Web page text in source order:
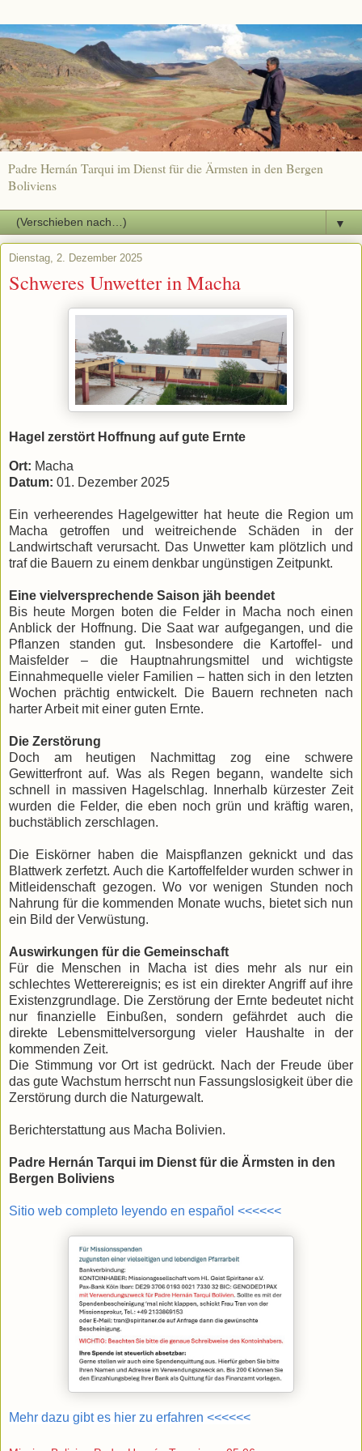
Padre Hernán Tarqui im Dienst für die Ärmsten in den Bergen
Boliviens
▼
Dienstag, 2. Dezember 2025
Schweres Unwetter in Macha
Hagel zerstört Hoffnung auf gute Ernte
​Ort: Macha
Datum: 01. Dezember 2025
​Ein verheerendes Hagelgewitter hat heute die Region um
Macha getroffen und weitreichende Schäden in der
Landwirtschaft verursacht. Das Unwetter kam plötzlich und
traf die Bauern zu einem denkbar ungünstigen Zeitpunkt.
Eine vielversprechende Saison jäh beendet
​Bis heute Morgen boten die Felder in Macha noch einen
Anblick der Hoffnung. Die Saat war aufgegangen, und die
Pflanzen standen gut. Insbesondere die Kartoffel- und
Maisfelder – die Hauptnahrungsmittel und wichtigste
Einnahmequelle vieler Familien – hatten sich in den letzten
Wochen prächtig entwickelt. Die Bauern rechneten nach
harter Arbeit mit einer guten Ernte.
​Die Zerstörung
​Doch am heutigen Nachmittag zog eine schwere
Gewitterfront auf. Was als Regen begann, wandelte sich
schnell in massiven Hagelschlag. Innerhalb kürzester Zeit
wurden die Felder, die eben noch grün und kräftig waren,
buchstäblich zerschlagen.
​Die Eiskörner haben die Maispflanzen geknickt und das
Blattwerk zerfetzt. Auch die Kartoffelfelder wurden schwer in
Mitleidenschaft gezogen. Wo vor wenigen Stunden noch
Nahrung für die kommenden Monate wuchs, bietet sich nun
ein Bild der Verwüstung.
Auswirkungen für die Gemeinschaft
​Für die Menschen in Macha ist dies mehr als nur ein
schlechtes Wetterereignis; es ist ein direkter Angriff auf ihre
Existenzgrundlage. Die Zerstörung der Ernte bedeutet nicht
nur finanzielle Einbußen, sondern gefährdet auch die
direkte Lebensmittelversorgung vieler Haushalte in der
kommenden Zeit.
​Die Stimmung vor Ort ist gedrückt. Nach der Freude über
das gute Wachstum herrscht nun Fassungslosigkeit über die
Zerstörung durch die Naturgewalt.
​Berichterstattung aus Macha Bolivien.
Padre Hernán Tarqui im Dienst für die Ärmsten in den
Bergen Boliviens
Sitio web completo leyendo en español <<<<<<
Mehr dazu gibt es hier zu erfahren <<<<<<